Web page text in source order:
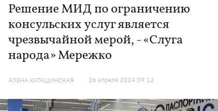
Решение МИД по ограничению
консульских услуг является
чрезвычайной мерой, - «Слуга
народа» Мережко
АЛЕНА КАТАШИНСКАЯ 26 апреля 2024 09:12